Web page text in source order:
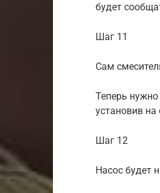
будет
Шаг 11
Сам
Теперь
установив
Шаг 12
Насос будет